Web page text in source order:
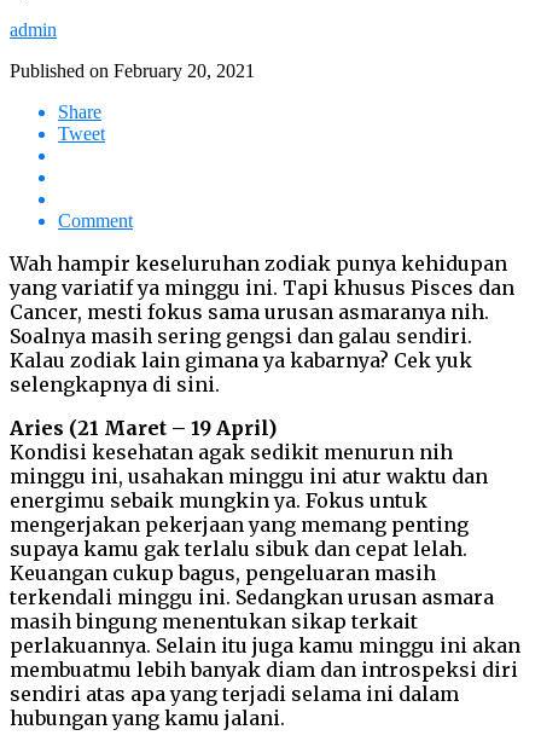
admin
Published on February 20, 2021
Share
Tweet
Comment
Wah hampir keseluruhan zodiak punya kehidupan
yang variatif ya minggu ini. Tapi khusus Pisces dan
Cancer, mesti fokus sama urusan asmaranya nih.
Soalnya masih sering gengsi dan galau sendiri.
Kalau zodiak lain gimana ya kabarnya? Cek yuk
selengkapnya di sini.
Aries (21 Maret – 19 April)
Kondisi kesehatan agak sedikit menurun nih
minggu ini, usahakan minggu ini atur waktu dan
energimu sebaik mungkin ya. Fokus untuk
mengerjakan pekerjaan yang memang penting
supaya kamu gak terlalu sibuk dan cepat lelah.
Keuangan cukup bagus, pengeluaran masih
terkendali minggu ini. Sedangkan urusan asmara
masih bingung menentukan sikap terkait
perlakuannya. Selain itu juga kamu minggu ini akan
membuatmu lebih banyak diam dan introspeksi diri
sendiri atas apa yang terjadi selama ini dalam
hubungan yang kamu jalani.